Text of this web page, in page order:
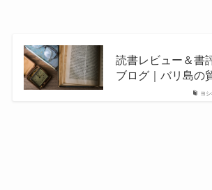
ヨ
読書レビュー＆書
ブログ｜バリ島の